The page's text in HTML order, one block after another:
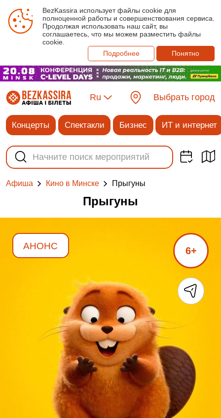
BezKassira использует файлы cookie для
полноценной работы и совершенствования сервиса.
Продолжая использовать наш сайт, вы
соглашаетесь, что мы можем разместить файлы
cookie.
Подробнее
Понятно
Ru Выбрать город
Концерты Спектакли Бизнес ИТ и интернет
Афиша Кино в Минске Прыгуны
Прыгуны
АНОНС 6+